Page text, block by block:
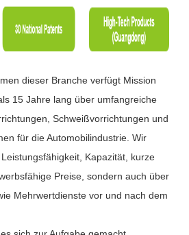
dieser Branche verfügt Mission
15 Jahre lang über umfangreiche
Schweißvorrichtungen und
für die Automobilindustrie. Wir
Kapazität, kurze
Preise, sondern auch über
Mehrwertdienste vor und nach dem